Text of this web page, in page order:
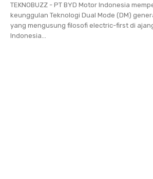
TEKNOBUZZ - PT BYD Motor Indonesia
keunggulan Teknologi Dual Mode (DM)
yang mengusung filosofi electric-first di ajang
Indonesia...